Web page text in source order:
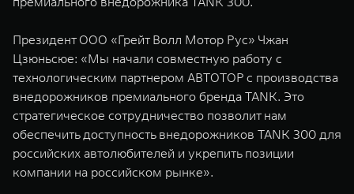
Расширяя границы комфорта
от 6 149 000 ₽
Президент ООО «Грейт Волл Мотор Рус» Чжан
Цзюньсюе: «Мы начали совместную работу с
технологическим партнером АВТОТОР c производства
внедорожников премиального бренда TANK. Это
стратегическое сотрудничество позволит нам
обеспечить доступность внедорожников TANK 300 для
российских автолюбителей и укрепить позиции
компании на российском рынке».